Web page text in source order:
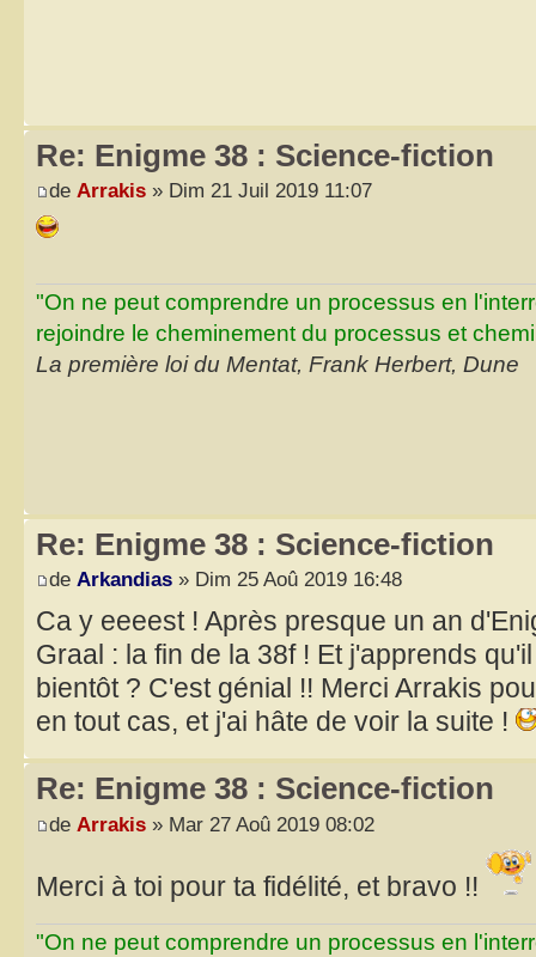
Re: Enigme 38 : Science-fiction
de Arrakis » Dim 21 Juil 2019 11:07
"On ne peut comprendre un processus en
rejoindre le cheminement du processus et
La première loi du Mentat, Frank Herbert, Dune
Re: Enigme 38 : Science-fiction
de Arkandias » Dim 25 Aoû 2019 16:48
Ca y eeeest ! Après presque un an
Graal : la fin de la 38f ! Et j'apprends
bientôt ? C'est génial !! Merci Arrakis
en tout cas, et j'ai hâte de voir la suite !
Re: Enigme 38 : Science-fiction
de Arrakis » Mar 27 Aoû 2019 08:02
Merci à toi pour ta fidélité, et bravo !!
"On ne peut comprendre un processus en